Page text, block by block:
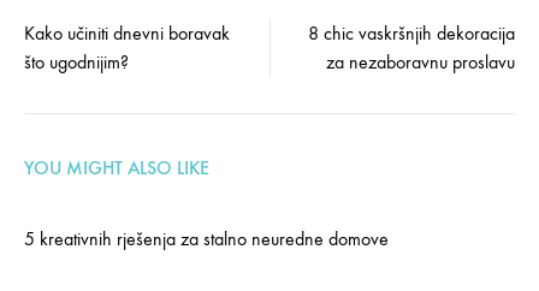
Post
navigation
Kako učiniti dnevni boravak
što ugodnijim?
8 chic vaskršnjih dekoracija
za nezaboravnu proslavu
YOU MIGHT ALSO LIKE
5 kreativnih rješenja za stalno neuredne domove